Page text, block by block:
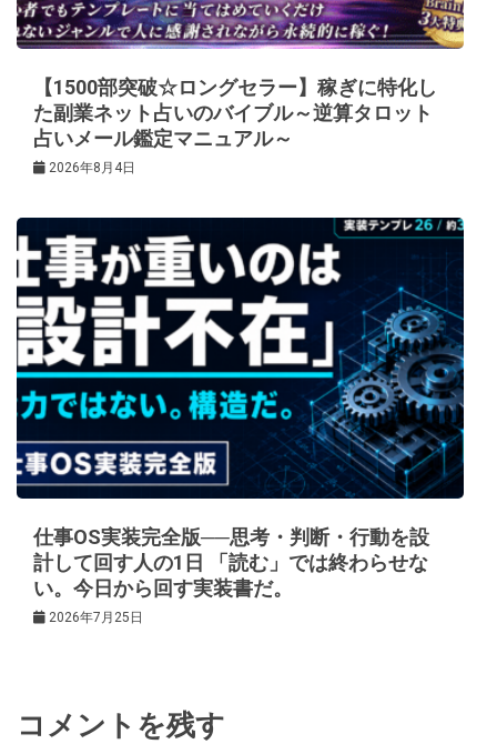
【1500部突破☆ロングセラー】稼ぎに特化し
た副業ネット占いのバイブル～逆算タロット
占いメール鑑定マニュアル～
2026年8月4日
仕事OS実装完全版──思考・判断・行動を設
計して回す人の1日 「読む」では終わらせな
い。今日から回す実装書だ。
2026年7月25日
コメントを残す